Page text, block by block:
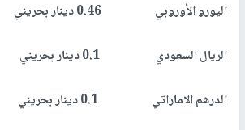
اليورو الأوروبي 0.46 دينار بحريني
الريال السعودي 0.1 دينار بحريني
الدرهم الاماراتي 0.1 دينار بحريني